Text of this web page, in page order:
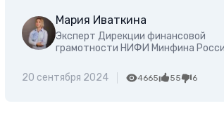
Мария Иваткина
Эксперт Дирекции финансовой
грамотности НИФИ Минфина
20 сентября 2024 4665 55 6